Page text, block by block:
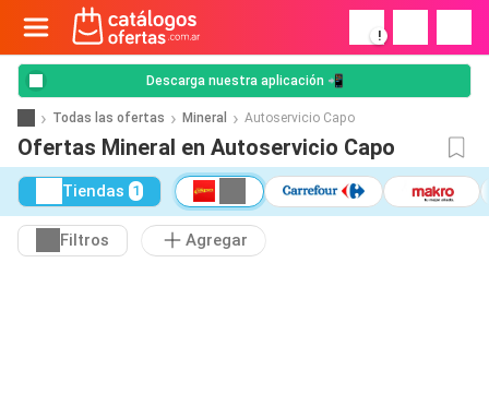
!
Descarga nuestra aplicación 📲
Todas las ofertas Mineral Autoservicio Capo
Ofertas Mineral en Autoservicio Capo
Tiendas 1
Filtros Agregar